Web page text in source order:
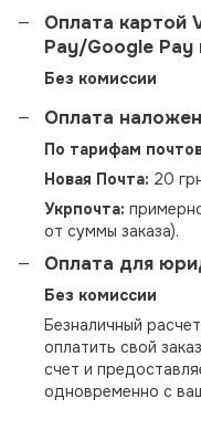
Оплата картой
Pay/Google Pay
Без комиссии
Оплата
По тарифам
Новая Почта: 20
Укрпочта:
от суммы заказа).
Оплата для
Без комиссии
Безналичный
оплатить свой
счет и
одновременно с